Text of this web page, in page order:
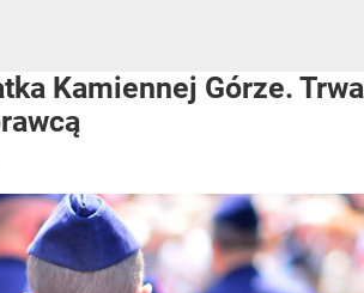
Kamiennej Górze. Trwa